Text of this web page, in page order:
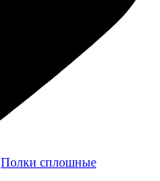
Полки сплошные